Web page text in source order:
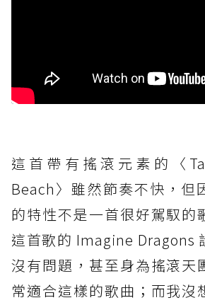
這首帶有搖滾元素的〈
Beach〉雖然節奏不快，但
的特性不是一首很好駕馭的
這首歌的 Imagine Dragons
沒有問題，甚至身為搖滾天
常適合這樣的歌曲；而我沒